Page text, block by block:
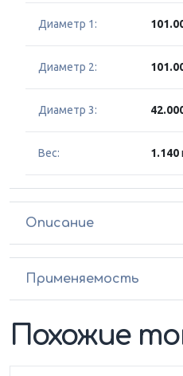
Диаметр 1:
Диаметр 2:
Диаметр 3:
Вес: 1.140
Описание
Применяемость
Похожие